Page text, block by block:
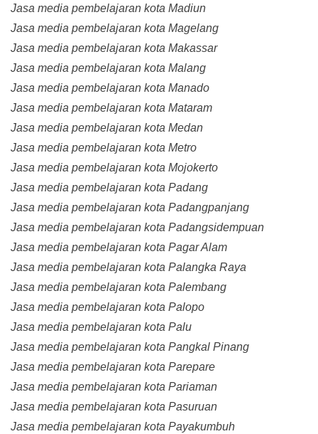
Jasa media pembelajaran kota Madiun
Jasa media pembelajaran kota Magelang
Jasa media pembelajaran kota Makassar
Jasa media pembelajaran kota Malang
Jasa media pembelajaran kota Manado
Jasa media pembelajaran kota Mataram
Jasa media pembelajaran kota Medan
Jasa media pembelajaran kota Metro
Jasa media pembelajaran kota Mojokerto
Jasa media pembelajaran kota Padang
Jasa media pembelajaran kota Padangpanjang
Jasa media pembelajaran kota Padangsidempuan
Jasa media pembelajaran kota Pagar Alam
Jasa media pembelajaran kota Palangka Raya
Jasa media pembelajaran kota Palembang
Jasa media pembelajaran kota Palopo
Jasa media pembelajaran kota Palu
Jasa media pembelajaran kota Pangkal Pinang
Jasa media pembelajaran kota Parepare
Jasa media pembelajaran kota Pariaman
Jasa media pembelajaran kota Pasuruan
Jasa media pembelajaran kota Payakumbuh